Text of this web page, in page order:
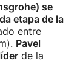
se
etapa de la
entre
Pavel
de la